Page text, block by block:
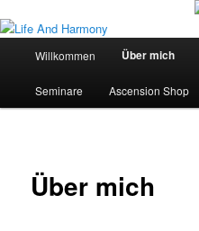
Skip
to
content
Willkommen Über mich
Seminare Ascension Shop
Über mich